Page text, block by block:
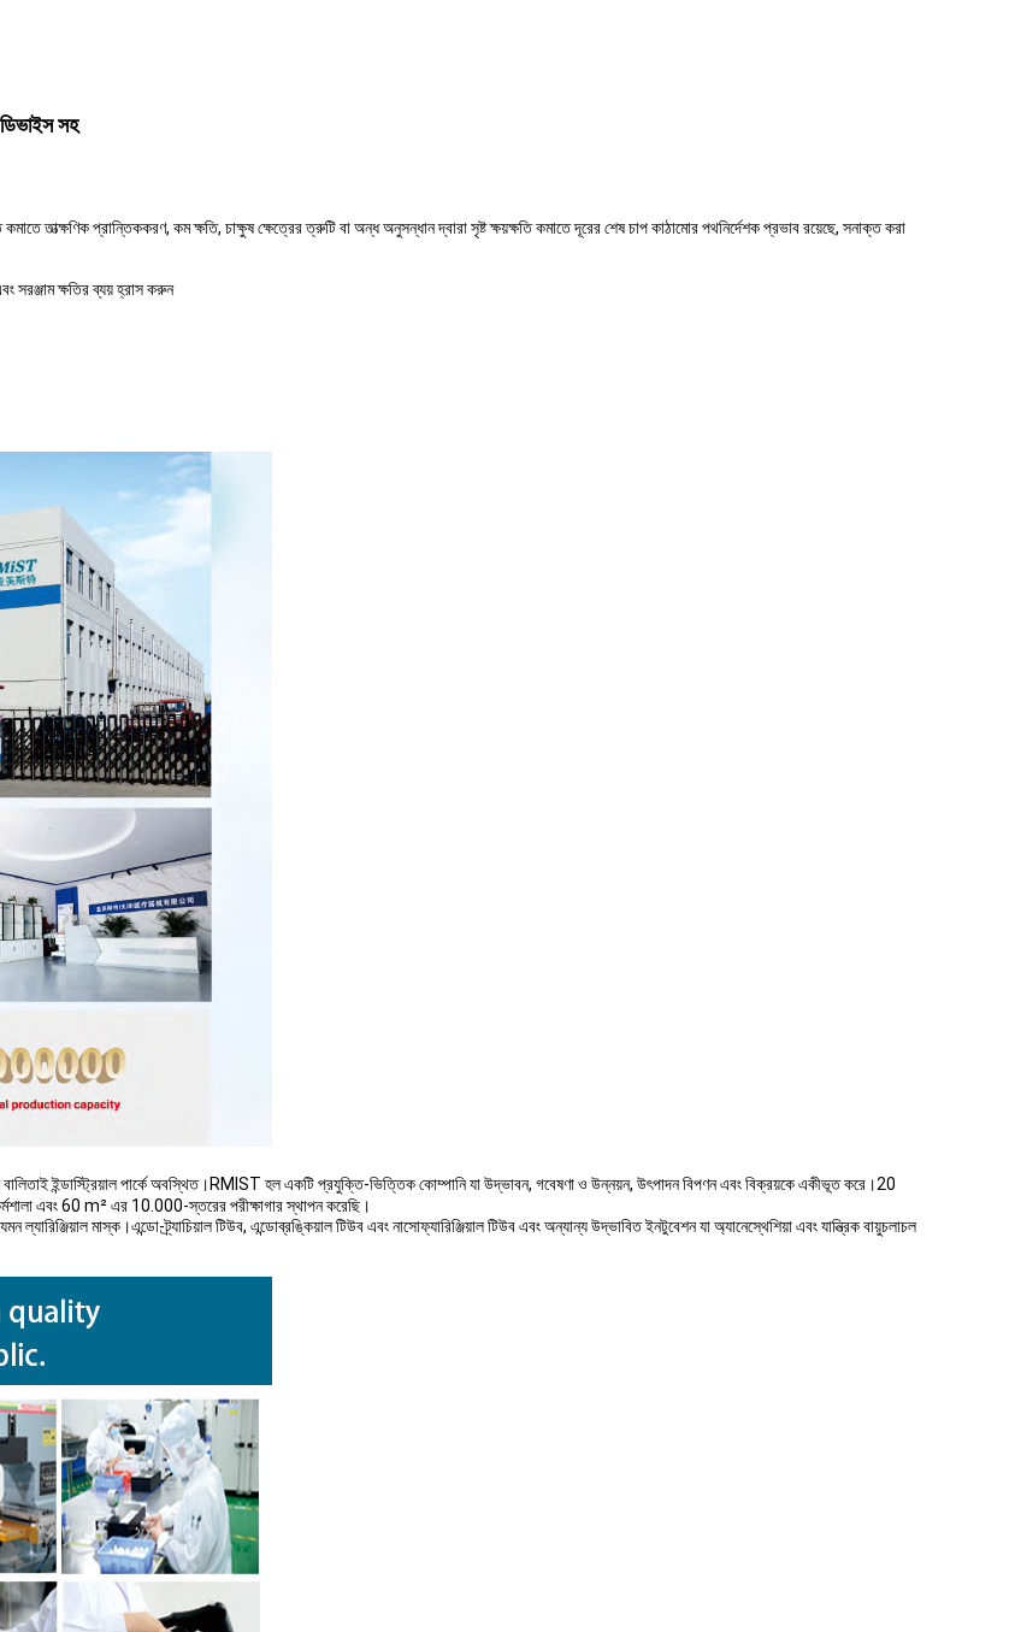
সহ
তাত্ক্ষণিক প্রান্তিককরণ, কম ক্ষতি, চাক্ষুষ ক্ষেত্রের ত্রুটি বা অন্ধ অনুসন্ধান দ্বারা সৃষ্ট ক্ষয়ক্ষতি কমাতে দূরের শেষ চাপ কাঠামোর পথনির্দেশক প্রভাব রয়েছে, সনাক্ত করা
সরঞ্জাম ক্ষতির ব্যয় হ্রাস করুন
বালিতাই ইন্ডাস্ট্রিয়াল পার্কে অবস্থিত।RMIST হল একটি প্রযুক্তি-ভিত্তিক কোম্পানি যা উদ্ভাবন, গবেষণা ও উন্নয়ন, উৎপাদন বিপণন এবং বিক্রয়কে একীভূত করে।20
এবং 60 m² এর 10.000-স্তরের পরীক্ষাগার স্থাপন করেছি।
মাস্ক।এন্ডো-ট্র্যাচিয়াল টিউব, এন্ডোব্রঙ্কিয়াল টিউব এবং নাসোফ্যারিঞ্জিয়াল টিউব এবং অন্যান্য উদ্ভাবিত ইনটুবেশন যা অ্যানেস্থেশিয়া এবং যান্ত্রিক বায়ুচলাচল